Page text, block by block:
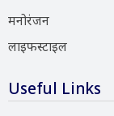
मनोरंजन
लाइफस्टाइल
Useful Links